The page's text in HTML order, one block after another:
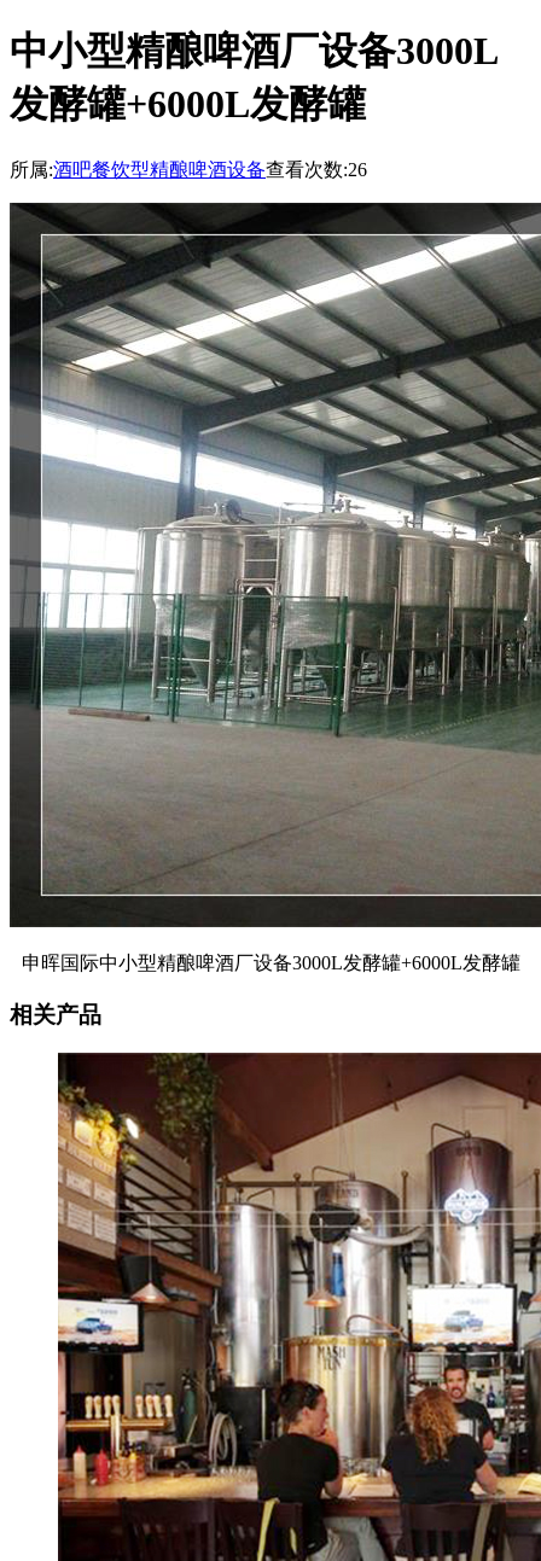
中小型精酿啤酒厂设备3000L
发酵罐+6000L发酵罐
所属:酒吧餐饮型精酿啤酒设备查看次数:26
申晖国际中小型精酿啤酒厂设备3000L发酵罐+6000L发酵罐
相关产品